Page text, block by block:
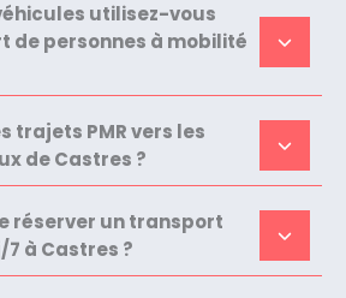
utilisez-vous
de personnes à mobilité
trajets PMR vers les
de Castres ?
réserver un transport
7 à Castres ?